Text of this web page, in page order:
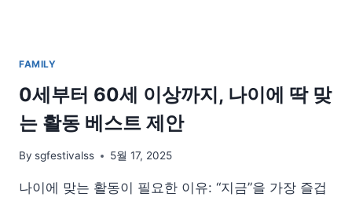
FAMILY
0세부터 60세 이상까지, 나이에 딱 맞
는 활동 베스트 제안
By sgfestivalss 5월 17, 2025
나이에 맞는 활동이 필요한 이유: “지금”을 가장 즐겁